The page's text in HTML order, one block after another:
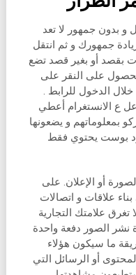
بدون جمهور لا تعد
جمهورك و ثم انتقل
بقصد أو بغير قصد تضع
على النقر على
خلال الدخول للرابط .
ع الانستغرام أعطي
بمعلوماتهم و يضعونها
بوست يحتوي فقط
أو الإعلان. على
علاقات و اتصالات
علامتك التجارية
نشر الصور دفعة واحدة
ما سيكون هؤلاء
أو الرسائل التي